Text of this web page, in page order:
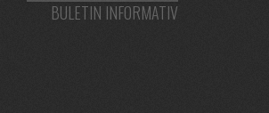
BULETIN INFORMATIV